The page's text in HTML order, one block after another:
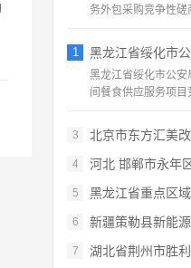
务外包采购竞争性磋
1 黑龙江省绥化市公安
黑龙江省绥化市公
间餐食供应服务项
3
北京市东方汇美改造
4 河北 邯郸市永年区课
5 黑龙江省重点区域农
6 新疆策勒县新能源
7 湖北省荆州市胜利街